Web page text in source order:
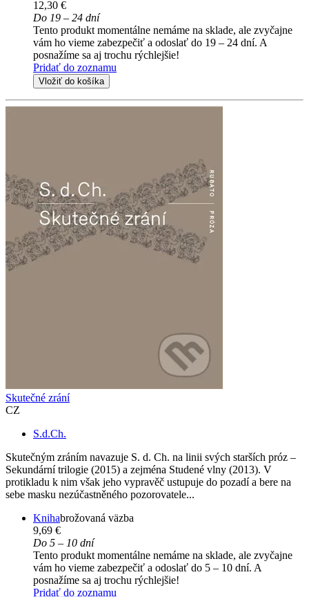
12,30 €
Do 19 – 24 dní
Tento produkt momentálne nemáme na sklade, ale zvyčajne
vám ho vieme zabezpečiť a odoslať do 19 – 24 dní. A
posnažíme sa aj trochu rýchlejšie!
Pridať do zoznamu
Vložiť do košíka
Skutečné zrání
CZ
S.d.Ch.
Skutečným zráním navazuje S. d. Ch. na linii svých starších próz –
Sekundární trilogie (2015) a zejména Studené vlny (2013). V
protikladu k nim však jeho vypravěč ustupuje do pozadí a bere na
sebe masku nezúčastněného pozorovatele...
Knihabrožovaná väzba
9,69 €
Do 5 – 10 dní
Tento produkt momentálne nemáme na sklade, ale zvyčajne
vám ho vieme zabezpečiť a odoslať do 5 – 10 dní. A
posnažíme sa aj trochu rýchlejšie!
Pridať do zoznamu